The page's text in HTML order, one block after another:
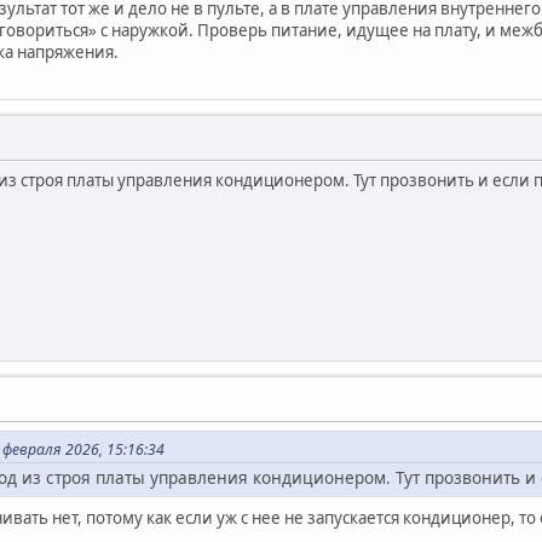
тот же и дело не в пульте, а в плате управления
с наружкой. Проверь питание, идущее на плату, и
напряжения.
строя платы управления кондиционером. Тут прозвонить и если
2026, 15:16:34
из строя платы управления кондиционером. Тут прозвонить
нет, потому как если уж с нее не запускается кондиционер,